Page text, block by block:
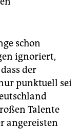
schon
ignoriert,
der
punktuell sei
Talente
angereisten